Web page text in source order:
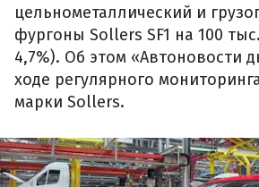
цельнометаллический и
фургоны Sollers SF1 на 100
4,7%). Об этом «Автоновости
ходе регулярного
марки Sollers.